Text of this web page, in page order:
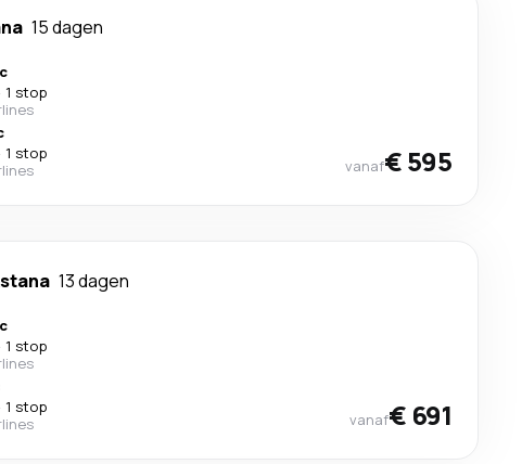
15 dagen
1 stop
1 stop
vanaf€ 595
13 dagen
1 stop
1 stop
vanaf€ 691